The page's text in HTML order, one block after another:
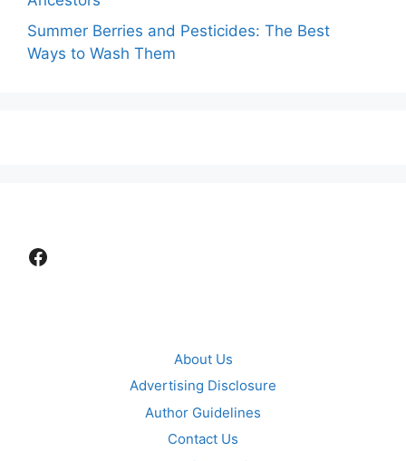
Summer Berries and Pesticides: The Best
Ways to Wash Them
Facebook
About Us
Advertising Disclosure
Author Guidelines
Contact Us